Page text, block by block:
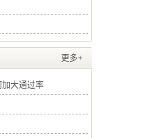
更多+
大通过率